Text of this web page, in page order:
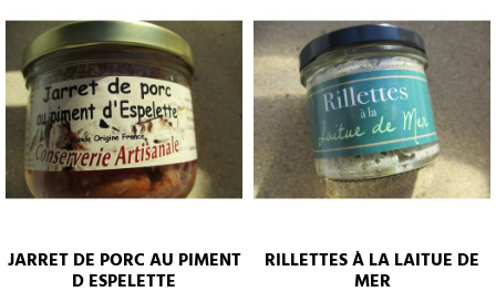
JARRET DE PORC AU PIMENT
D ESPELETTE
RILLETTES À LA LAITUE DE
MER